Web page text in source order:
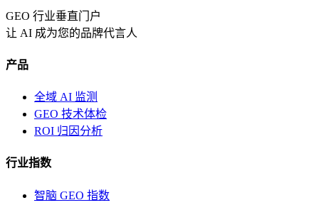
GEO 行业垂直门户
让 AI 成为您的品牌代言人
产品
全域 AI 监测
GEO 技术体检
ROI 归因分析
行业指数
智脑 GEO 指数